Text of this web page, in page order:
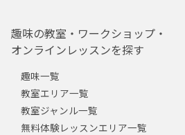
趣味の教室・ワークショップ・
オンラインレッスンを探す
趣味一覧
教室エリア一覧
教室ジャンル一覧
無料体験レッスンエリア一覧